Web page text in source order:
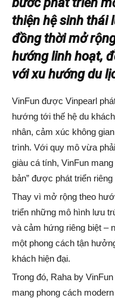
thiện hệ sinh thái
đồng thời mở
hướng linh hoạt,
với xu hướng du
VinFun được Vinpearl
hướng tới thế hệ du
nhân, cảm xúc không
trình. Với quy mô vừa
giàu cá tính, VinFun
bản” được phát triển
Thay vì mở rộng theo
triển những mô hình lưu
và cảm hứng riêng biệt –
một phong cách tận
khách hiện đại.
Trong đó, Raha by
mang phong cách